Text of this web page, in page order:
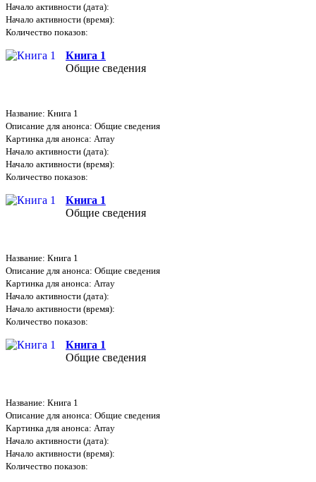
Начало активности (дата):
Начало активности (время):
Количество показов:
Книга 1
Общие сведения
Название: Книга 1
Описание для анонса: Общие сведения
Картинка для анонса: Array
Начало активности (дата):
Начало активности (время):
Количество показов:
Книга 1
Общие сведения
Название: Книга 1
Описание для анонса: Общие сведения
Картинка для анонса: Array
Начало активности (дата):
Начало активности (время):
Количество показов:
Книга 1
Общие сведения
Название: Книга 1
Описание для анонса: Общие сведения
Картинка для анонса: Array
Начало активности (дата):
Начало активности (время):
Количество показов: